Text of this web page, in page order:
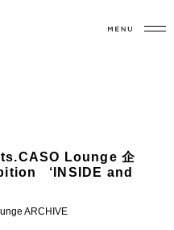
Lounge 企
‘INSIDE and
ARCHIVE